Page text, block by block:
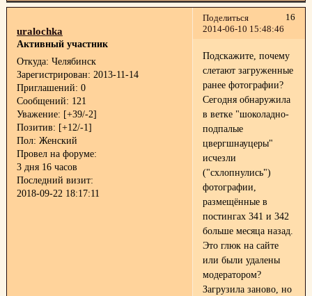
Поделиться
16
2014-06-10 15:48:46
uralochka
Активный участник
Откуда: Челябинск
Зарегистрирован: 2013-11-14
Приглашений: 0
Сообщений: 121
Уважение: [+39/-2]
Позитив: [+12/-1]
Пол: Женский
Провел на форуме:
3 дня 16 часов
Последний визит:
2018-09-22 18:17:11
Подскажите, почему
слетают загруженные
ранее фотографии?
Сегодня обнаружила
в ветке "шоколадно-
подпалые
цвергшнауцеры"
исчезли
("схлопнулись")
фотографии,
размещённые в
постингах 341 и 342
больше месяца назад.
Это глюк на сайте
или были удалены
модератором?
Загрузила заново, но